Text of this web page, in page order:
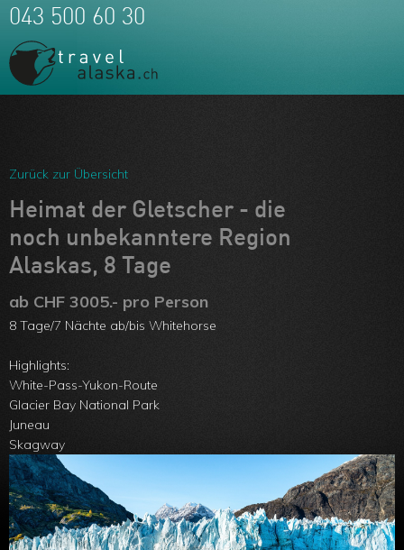
Team
Über uns
Feedbacks
Kontakt
ARVB
043 500 60 30
Zurück zur Übersicht
Heimat der Gletscher - die
noch unbekanntere Region
Alaskas, 8 Tage
ab CHF 3005.- pro Person
8 Tage/7 Nächte ab/bis Whitehorse
Highlights:
White-Pass-Yukon-Route
Glacier Bay National Park
Juneau
Skagway